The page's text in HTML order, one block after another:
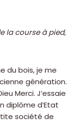
la course à pied,
du bois, je me
génération.
Merci. J’essaie
diplôme d’Etat
société de